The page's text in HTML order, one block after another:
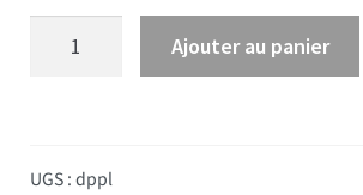
quantité de Drapeau Pologne
Ajouter au panier
UGS :dppl